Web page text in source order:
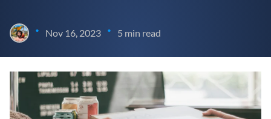
• Nov 16, 2023 • 5 min read